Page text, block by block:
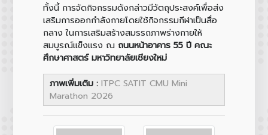
ทั้งนี้ การจัดกิจกรรมดังกล่าวมีวัตถุประสงค์เพื่อส่ง
เสริมการออกกำลังกายโดยใช้กิจกรรมกีฬาเป็นสื่อ
กลาง ในการเสริมสร้างสมรรถภาพร่างกายให้
สมบูรณ์แข็งแรง ณ ถนนหน้าอาคาร 55 ปี คณะ
ศึกษาศาสตร์ มหาวิทยาลัยเชียงใหม่
ภาพเพิ่มเติม : ITPC SATIT CMU Mini
Marathon 2026